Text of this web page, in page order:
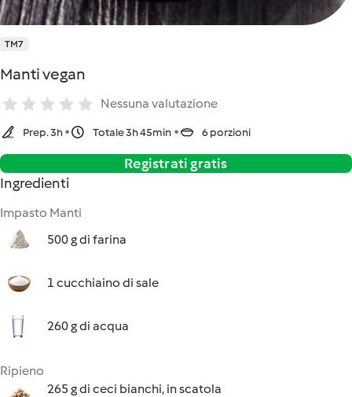
TM7
Manti vegan
Nessuna valutazione
Prep. 3h Totale 3h 45min 6 porzioni
Registrati gratis
Ingredienti
Impasto Manti
500 g di farina
1 cucchiaino di sale
260 g di acqua
Ripieno
265 g di ceci bianchi, in scatola